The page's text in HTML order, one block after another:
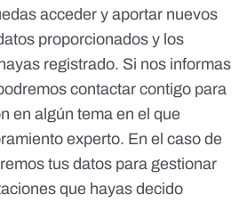
acceder y aportar nuevos
proporcionados y los
registrado. Si nos informas
contactar contigo para
en algún tema en el que
experto. En el caso de
tus datos para gestionar
que hayas decido